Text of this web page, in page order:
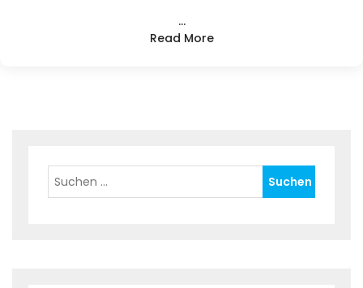
…
Read More